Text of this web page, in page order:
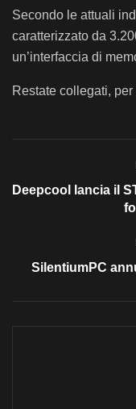
Secondo le attuali
caratterizzato da
un’interfaccia di
Restate collegati,
Deepcool lancia il
SilentiumPC